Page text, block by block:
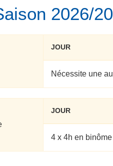
2026/
JOUR
Nécessite une
JOUR
4 x 4h en binôme